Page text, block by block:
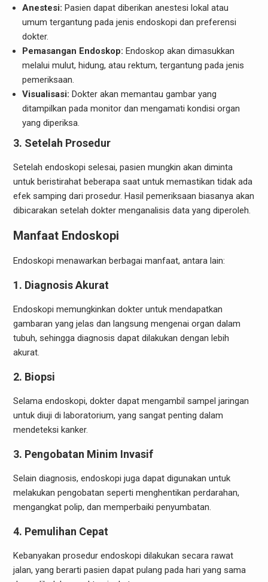
Anestesi: Pasien dapat diberikan anestesi lokal atau
umum tergantung pada jenis endoskopi dan preferensi
dokter.
Pemasangan Endoskop: Endoskop akan dimasukkan
melalui mulut, hidung, atau rektum, tergantung pada jenis
pemeriksaan.
Visualisasi: Dokter akan memantau gambar yang
ditampilkan pada monitor dan mengamati kondisi organ
yang diperiksa.
3. Setelah Prosedur
Setelah endoskopi selesai, pasien mungkin akan diminta
untuk beristirahat beberapa saat untuk memastikan tidak ada
efek samping dari prosedur. Hasil pemeriksaan biasanya akan
dibicarakan setelah dokter menganalisis data yang diperoleh.
Manfaat Endoskopi
Endoskopi menawarkan berbagai manfaat, antara lain:
1. Diagnosis Akurat
Endoskopi memungkinkan dokter untuk mendapatkan
gambaran yang jelas dan langsung mengenai organ dalam
tubuh, sehingga diagnosis dapat dilakukan dengan lebih
akurat.
2. Biopsi
Selama endoskopi, dokter dapat mengambil sampel jaringan
untuk diuji di laboratorium, yang sangat penting dalam
mendeteksi kanker.
3. Pengobatan Minim Invasif
Selain diagnosis, endoskopi juga dapat digunakan untuk
melakukan pengobatan seperti menghentikan perdarahan,
mengangkat polip, dan memperbaiki penyumbatan.
4. Pemulihan Cepat
Kebanyakan prosedur endoskopi dilakukan secara rawat
jalan, yang berarti pasien dapat pulang pada hari yang sama